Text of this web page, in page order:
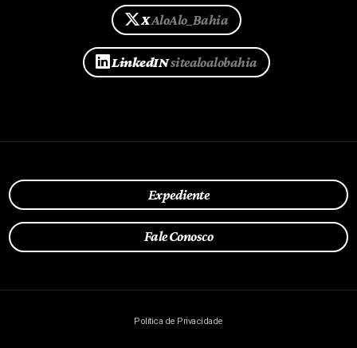
XAloAlo_Bahia
LinkedINsitealoalobahia
Expediente
Fale Conosco
Política de Privacidade